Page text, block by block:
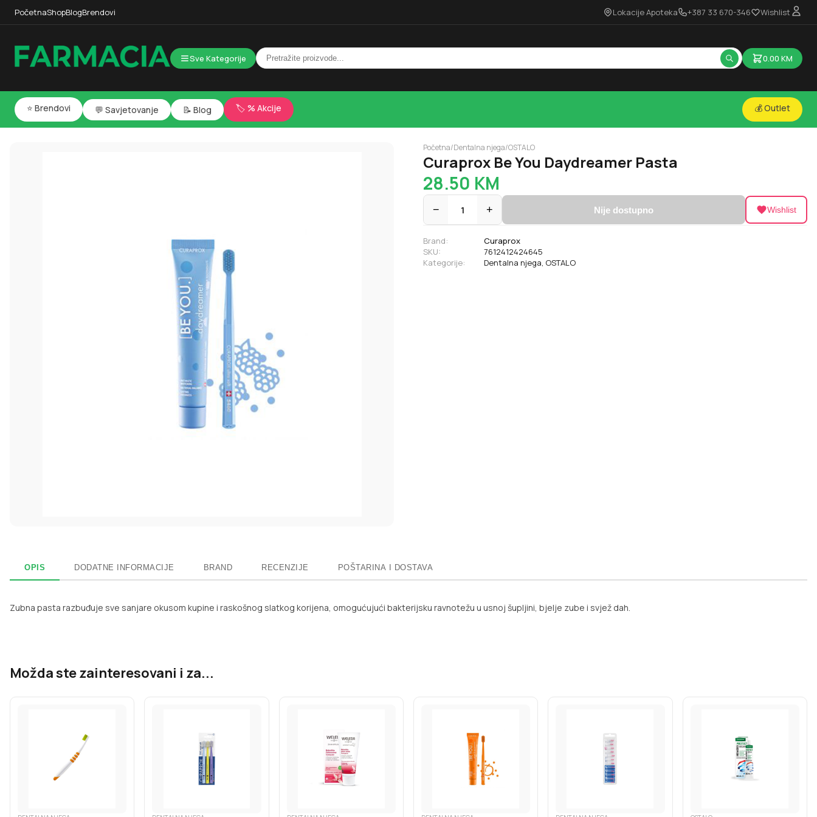
PočetnaShopBlogBrendovi Lokacije Apoteka +387 33 670-346 Wishlist
Sve Kategorije 0.00 KM
⭐ Brendovi 💬 Savjetovanje 📝 Blog 🏷️ % Akcije 💰 Outlet
Početna/Dentalna njega/OSTALO
Curaprox Be You Daydreamer Pasta
28.50 KM
− 1 + Nije dostupno Wishlist
Brand:
Curaprox
SKU:
7612412424645
Kategorije:
Dentalna njega, OSTALO
OPIS DODATNE INFORMACIJE BRAND RECENZIJE POŠTARINA I DOSTAVA
Zubna pasta razbuđuje sve sanjare okusom kupine i raskošnog slatkog korijena, omogućujući bakterijsku ravnotežu u usnoj šupljini, bjelje zube i svjež dah.
Možda ste zainteresovani i za...